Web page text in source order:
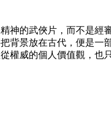
神的武俠片，而不是經
背景放在古代，便是
權威的個人價值觀，也